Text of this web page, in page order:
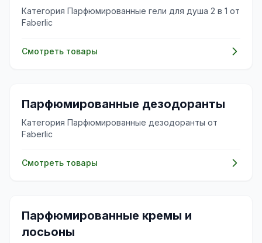
Категория Парфюмированные гели для душа 2 в 1 от
Faberlic
Смотреть товары
🌸
Парфюмированные дезодоранты
Категория Парфюмированные дезодоранты от
Faberlic
Смотреть товары
🌸
Парфюмированные кремы и
лосьоны